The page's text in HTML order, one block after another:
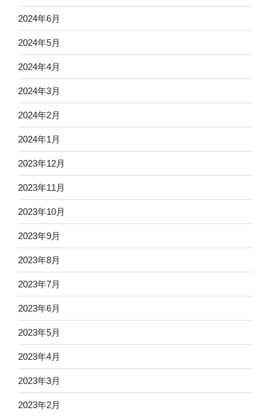
2024年6月
2024年5月
2024年4月
2024年3月
2024年2月
2024年1月
2023年12月
2023年11月
2023年10月
2023年9月
2023年8月
2023年7月
2023年6月
2023年5月
2023年4月
2023年3月
2023年2月